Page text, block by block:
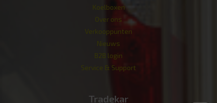
Koelboxen
Over ons
Verkoop­punten
Nieuws
B2B login
Service & Support
Tradekar